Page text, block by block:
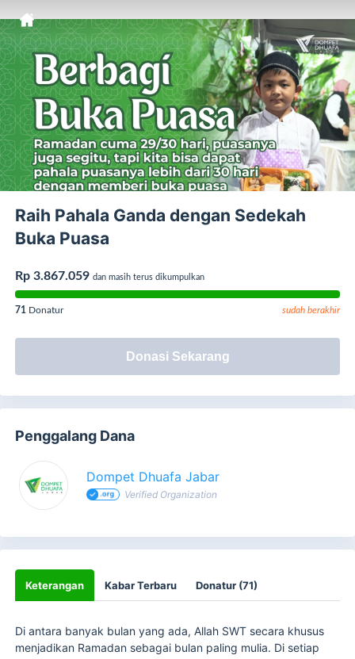
Raih Pahala Ganda dengan Sedekah
Buka Puasa
Rp 3.867.059 dan masih terus dikumpulkan
71 Donatur sudah berakhir
Donasi Sekarang
Penggalang Dana
Dompet Dhuafa Jabar
Verified Organization
Keterangan Kabar Terbaru Donatur (71)
Di antara banyak bulan yang ada, Allah SWT secara khusus
menjadikan Ramadan sebagai bulan paling mulia. Di setiap